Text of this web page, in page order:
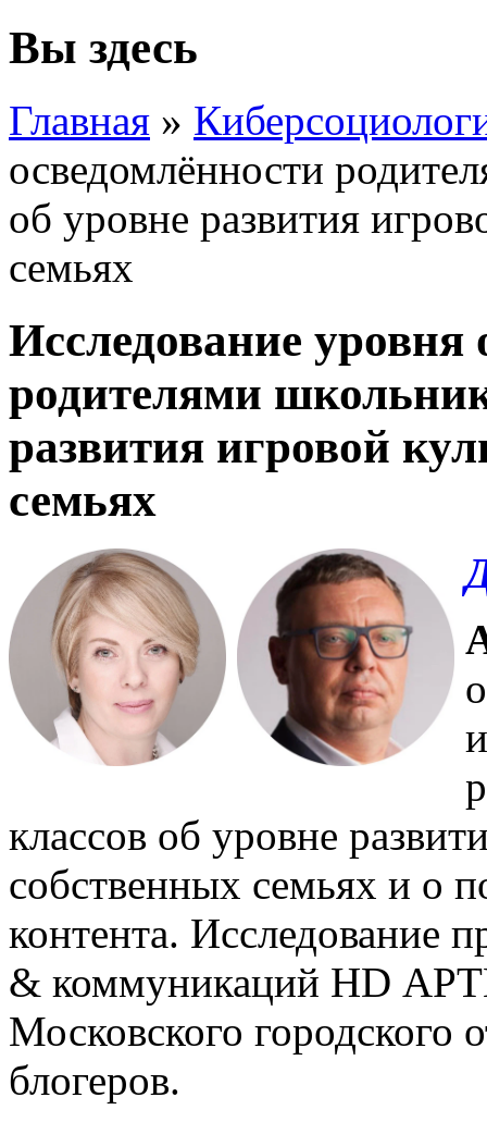
Вы здесь
Главная »
осведомлённости
об уровне развития
семьях
Исследование уровня
родителями
развития игровой
семьях
классов об уровне
собственных семьях и о
контента. Исследование
& коммуникаций HD
Московского
блогеров.